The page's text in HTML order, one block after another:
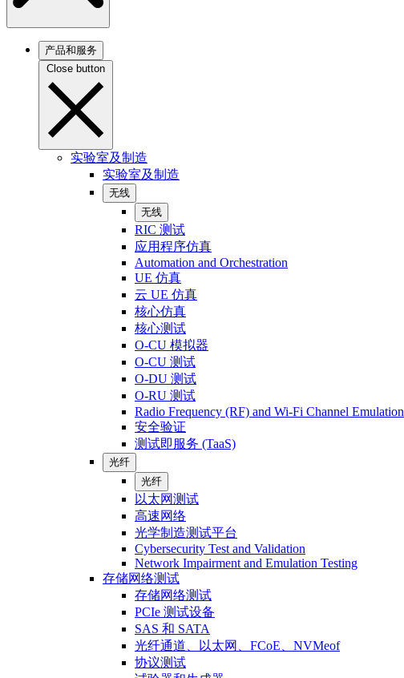
产品和服务
Close button
实验室及制造
实验室及制造
无线
无线
RIC 测试
应用程序仿真
Automation and Orchestration
UE 仿真
云 UE 仿真
核心仿真
核心测试
O-CU 模拟器
O-CU 测试
O-DU 测试
O-RU 测试
Radio Frequency (RF) and Wi-Fi Channel Emulation
安全验证
测试即服务 (TaaS)
光纤
光纤
以太网测试
高速网络
光学制造测试平台
Cybersecurity Test and Validation
Network Impairment and Emulation Testing
存储网络测试
存储网络测试
PCIe 测试设备
SAS 和 SATA
光纤通道、以太网、FCoE、NVMeof
协议测试